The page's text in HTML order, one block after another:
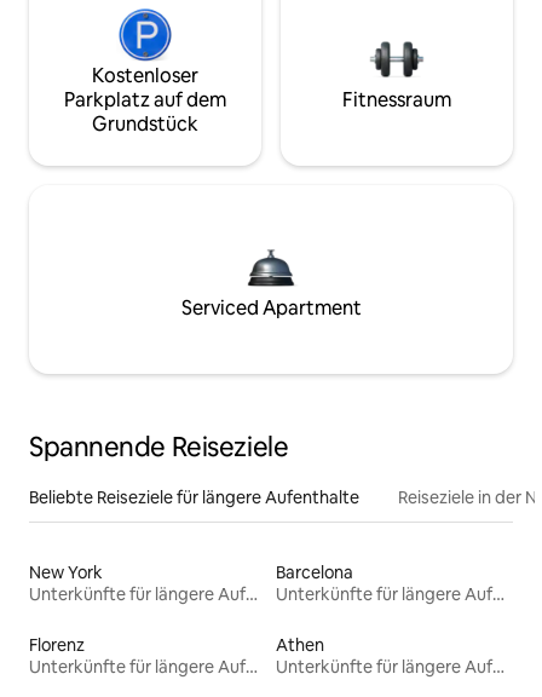
Kostenloser
Parkplatz auf dem
Grundstück
Fitnessraum
Serviced Apartment
Spannende Reiseziele
Beliebte Reiseziele für längere Aufenthalte Reiseziele in der
New York
Unterkünfte für längere Aufenthalte
Barcelona
Unterkünfte für längere Aufenthalte
Florenz
Unterkünfte für längere Aufenthalte
Athen
Unterkünfte für längere Aufenthalte